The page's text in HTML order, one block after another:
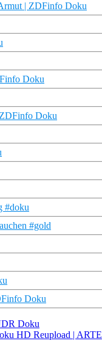
| ZDFinfo Doku
Doku
Doku
#doku
#gold
Doku
Doku
HD Reupload | ARTE